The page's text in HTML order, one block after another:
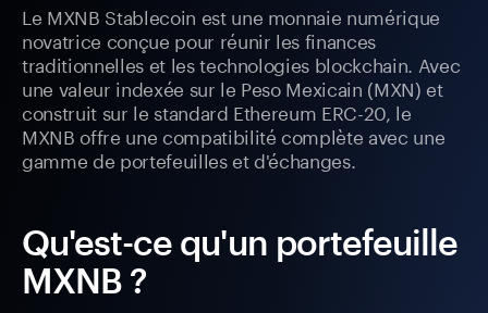
Le MXNB Stablecoin est une monnaie numérique
novatrice conçue pour réunir les finances
traditionnelles et les technologies blockchain. Avec
une valeur indexée sur le Peso Mexicain (MXN) et
construit sur le standard Ethereum ERC-20, le
MXNB offre une compatibilité complète avec une
gamme de portefeuilles et d'échanges.
Qu'est-ce qu'un portefeuille
MXNB ?